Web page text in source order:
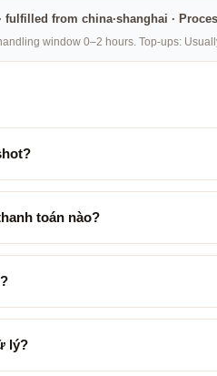
fulfilled from china·shanghai ·
window 0–2 hours. Top-ups:
toán nào?
lý?